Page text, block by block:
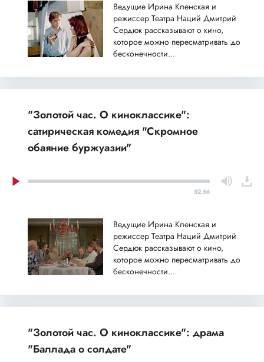
Ведущие Ирина Кленская и
режиссер Театра Наций Дмитрий
Сердюк рассказывают о кино,
которое можно пересматривать до
бесконечности...
"Золотой час. О киноклассике":
сатирическая комедия "Скромное
обаяние буржуазии"
52:56
Ведущие Ирина Кленская и
режиссер Театра Наций Дмитрий
Сердюк рассказывают о кино,
которое можно пересматривать до
бесконечности...
"Золотой час. О киноклассике": драма
"Баллада о солдате"